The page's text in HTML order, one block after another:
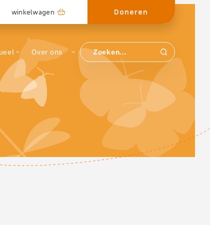
winkelwagen Doneren
Over ons